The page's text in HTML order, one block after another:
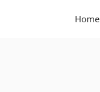
Home